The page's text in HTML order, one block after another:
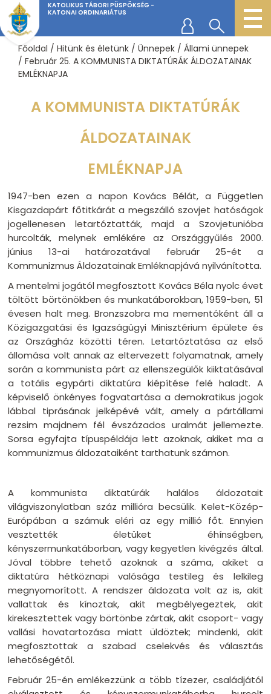
KATOLIKUS TÁBORI PÜSPÖKSÉG -
KATONAI ORDINARIÁTUS
Főoldal /Hitünk és életünk /Ünnepek /Állami ünnepek
/Február 25. A KOMMUNISTA DIKTATÚRÁK ÁLDOZATAINAK
EMLÉKNAPJA
A KOMMUNISTA DIKTATÚRÁK
ÁLDOZATAINAK
EMLÉKNAPJA
1947-ben ezen a napon Kovács Bélát, a Független
Kisgazdapárt főtitkárát a megszálló szovjet hatóságok
jogellenesen letartóztatták, majd a Szovjetunióba
hurcolták, melynek emlékére az Országgyűlés 2000.
június 13-ai határozatával február 25-ét a
Kommunizmus Áldozatainak Emléknapjává nyilvánította.
A mentelmi jogától megfosztott Kovács Béla nyolc évet
töltött börtönökben és munkatáborokban, 1959-ben, 51
évesen halt meg. Bronzszobra ma mementóként áll a
Közigazgatási és Igazságügyi Minisztérium épülete és
az Országház közötti téren. Letartóztatása az első
állomása volt annak az eltervezett folyamatnak, amely
során a kommunista párt az ellenszegülők kiiktatásával
a totális egypárti diktatúra kiépítése felé haladt. A
képviselő önkényes fogvatartása a demokratikus jogok
lábbal tiprásának jelképévé vált, amely a pártállami
rezsim majdnem fél évszázados uralmát jellemezte.
Sorsa egyfajta típuspéldája lett azoknak, akiket ma a
kommunizmus áldozataiként tarthatunk számon.
A kommunista diktatúrák halálos áldozatait
világviszonylatban száz millióra becsülik. Kelet-Közép-
Európában a számuk eléri az egy millió főt. Ennyien
vesztették életüket éhínségben,
kényszermunkatáborban, vagy kegyetlen kivégzés által.
Jóval többre tehető azoknak a száma, akiket a
diktatúra hétköznapi valósága testileg és lelkileg
megnyomorított. A rendszer áldozata volt az is, akit
vallattak és kínoztak, akit megbélyegeztek, akit
kirekesztettek vagy börtönbe zártak, akit csoport- vagy
vallási hovatartozása miatt üldöztek; mindenki, akit
megfosztottak a szabad cselekvés és választás
lehetőségétől.
Február 25-én emlékezzünk a több tízezer, családjától